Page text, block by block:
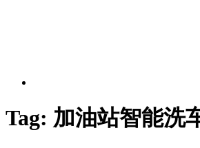
Tag: 加油站智能洗